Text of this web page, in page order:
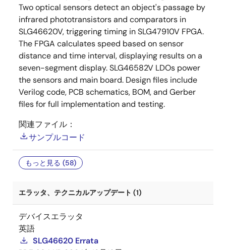
Two optical sensors detect an object's passage by
infrared phototransistors and comparators in
SLG46620V, triggering timing in SLG47910V FPGA.
The FPGA calculates speed based on sensor
distance and time interval, displaying results on a
seven-segment display. SLG46582V LDOs power
the sensors and main board. Design files include
Verilog code, PCB schematics, BOM, and Gerber
files for full implementation and testing.
関連ファイル：
サンプルコード
もっと見る (58)
エラッタ、テクニカルアップデート (1)
デバイスエラッタ
英語
SLG46620 Errata